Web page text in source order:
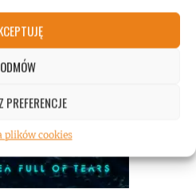
ODMÓW
PREFERENCJE
plików cookies